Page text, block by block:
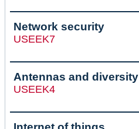
Network security
USEEK7
Antennas and diversity
USEEK4